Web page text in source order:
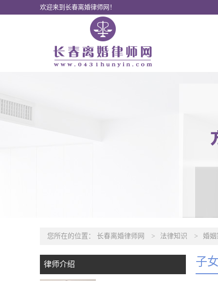
欢迎来到长春离婚律师网！
您所在的位置： 长春离婚律师网 > 法律知识 > 婚姻
律师介绍 子